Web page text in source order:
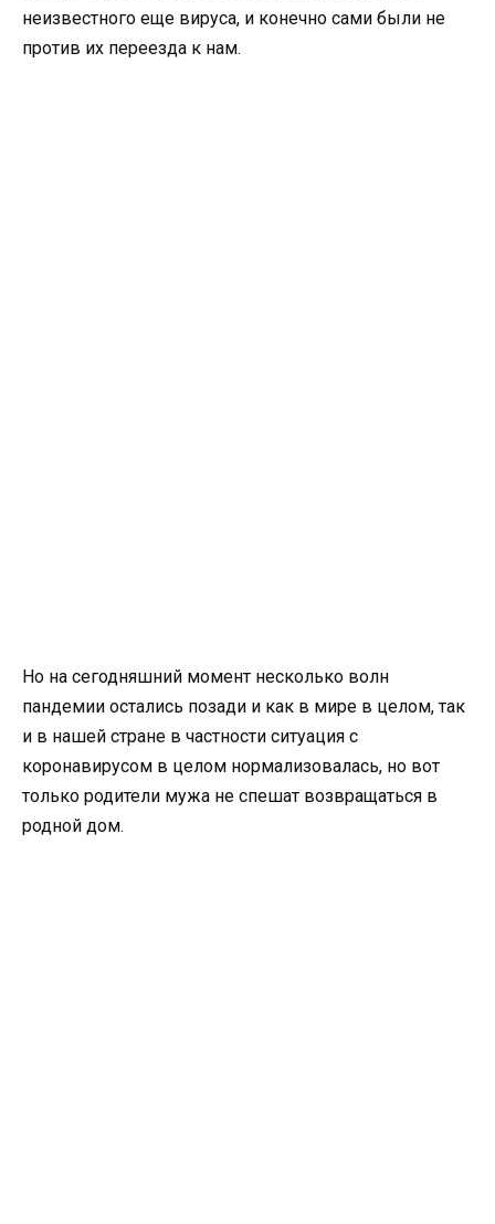
неизвестного еще вируса, и конечно сами были не
против их переезда к нам.
Но на сегодняшний момент несколько волн
пандемии остались позади и как в мире в целом, так
и в нашей стране в частности ситуация с
коронавирусом в целом нормализовалась, но вот
только родители мужа не спешат возвращаться в
родной дом.